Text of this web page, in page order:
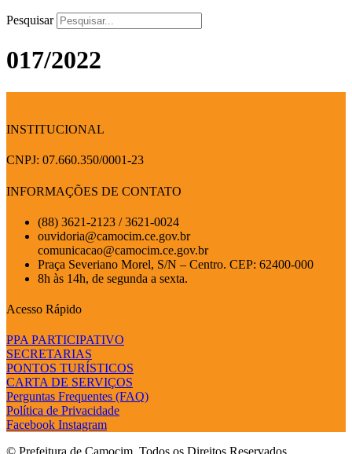
Pesquisar
017/2022
INSTITUCIONAL
CNPJ: 07.660.350/0001-23
INFORMAÇÕES DE CONTATO
(88) 3621-2123 / 3621-0024
ouvidoria@camocim.ce.gov.br
comunicacao@camocim.ce.gov.br
Praça Severiano Morel, S/N – Centro. CEP: 62400-000
8h às 14h, de segunda a sexta.
Acesso Rápido
PPA PARTICIPATIVO
SECRETARIAS
PONTOS TURÍSTICOS
CARTA DE SERVIÇOS
Perguntas Frequentes (FAQ)
Política de Privacidade
Facebook Instagram